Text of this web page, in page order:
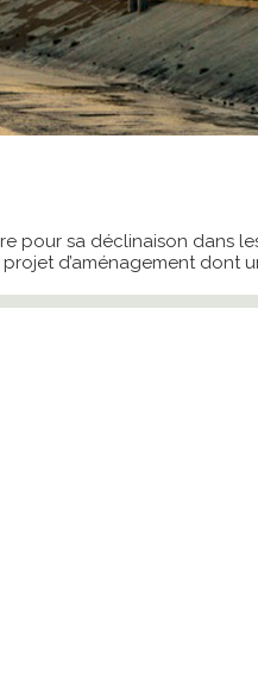
pour sa déclinaison dans
d’aménagement